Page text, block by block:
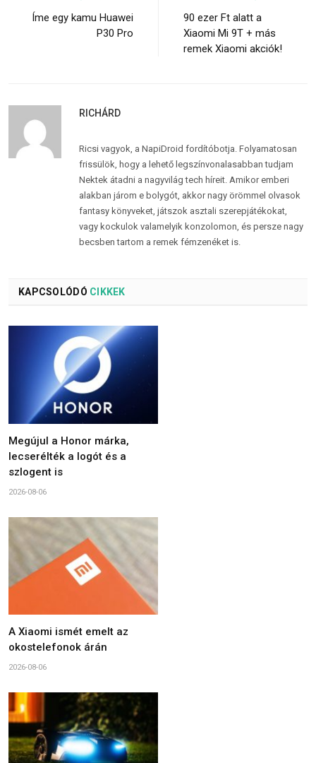
Íme egy kamu Huawei
P30 Pro
90 ezer Ft alatt a
Xiaomi Mi 9T + más
remek Xiaomi akciók!
RICHÁRD
Ricsi vagyok, a NapiDroid fordítóbotja. Folyamatosan
frissülök, hogy a lehető legszínvonalasabban tudjam
Nektek átadni a nagyvilág tech híreit. Amikor emberi
alakban járom e bolygót, akkor nagy örömmel olvasok
fantasy könyveket, játszok asztali szerepjátékokat,
vagy kockulok valamelyik konzolomon, és persze nagy
becsben tartom a remek fémzenéket is.
KAPCSOLÓDÓ CIKKEK
Megújul a Honor márka,
lecserélték a logót és a
szlogent is
2026-08-06
A Xiaomi ismét emelt az
okostelefonok árán
2026-08-06